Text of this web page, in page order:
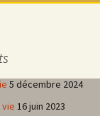
5 décembre 2024
vie 16 juin 2023